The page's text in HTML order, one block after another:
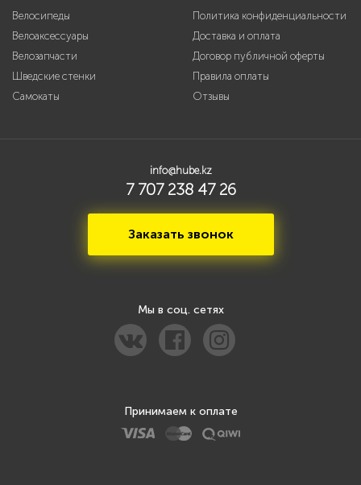
Велосипеды
Велоаксессуары
Велозапчасти
Шведские стенки
Самокаты
Политика конфиденциальности
Доставка и оплата
Договор публичной оферты
Правила оплаты
Отзывы
info@hube.kz
7 707 238 47 26
Заказать звонок
Мы в соц. сетях
Принимаем к оплате